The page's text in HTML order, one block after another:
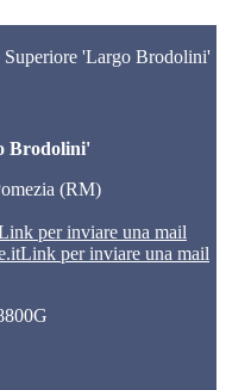
Superiore 'Largo Brodolini'
Brodolini'
(RM)
per inviare una mail
Link per inviare una mail